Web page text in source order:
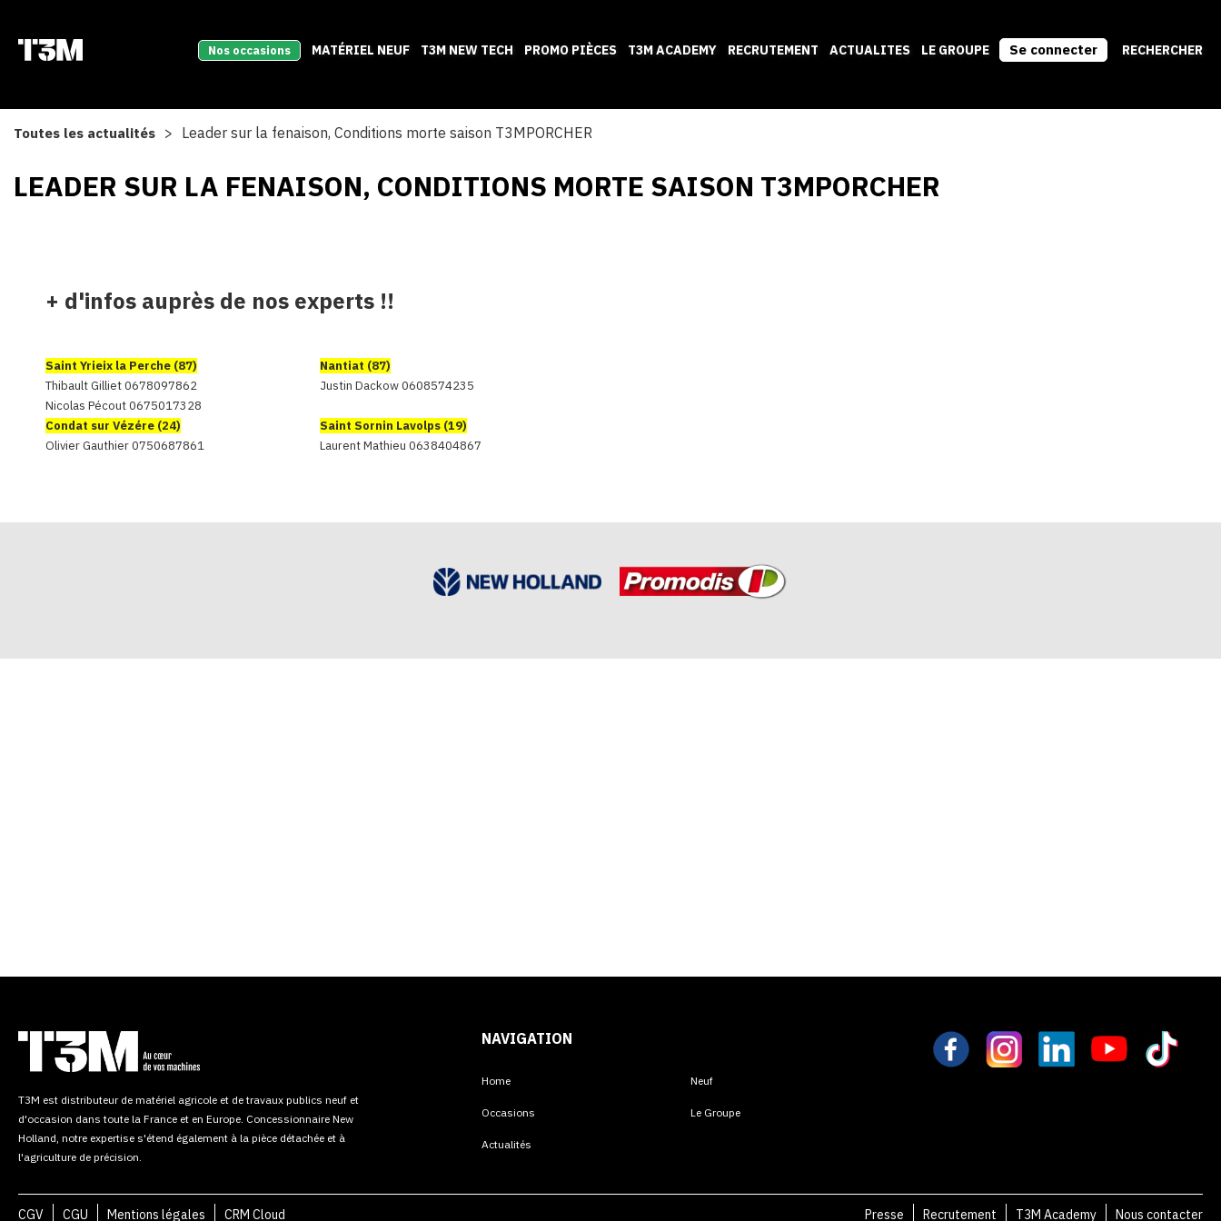
Nos occasions MATÉRIEL NEUF T3M NEW TECH PROMO PIÈCES T3M ACADEMY RECRUTEMENT ACTUALITES LE GROUPE Se connecter RECHERCHER
Toutes les actualités Leader sur la fenaison, Conditions morte saison T3MPORCHER
LEADER SUR LA FENAISON, CONDITIONS MORTE SAISON T3MPORCHER
+ d'infos auprès de nos experts !!
Saint Yrieix la Perche (87)
Nantiat (87)
Thibault Gilliet 0678097862
Justin Dackow 0608574235
Nicolas Pécout 0675017328
Condat sur Vézére (24)
Saint Sornin Lavolps (19)
Olivier Gauthier 0750687861
Laurent Mathieu 0638404867
T3M est distributeur de matériel agricole et de travaux publics neuf et
d'occasion dans toute la France et en Europe. Concessionnaire New
Holland, notre expertise s'étend également à la pièce détachée et à
l'agriculture de précision.
NAVIGATION
Home Neuf
Occasions Le Groupe
Actualités
CGV CGU Mentions légales CRM Cloud Presse Recrutement T3M Academy Nous contacter